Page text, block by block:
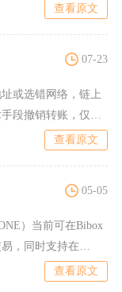
查看原文
07-23
或选错网络，链上
段撤销转账，仅少
查看原文
05-05
）当前可在Bibox
，同时支持在
查看原文